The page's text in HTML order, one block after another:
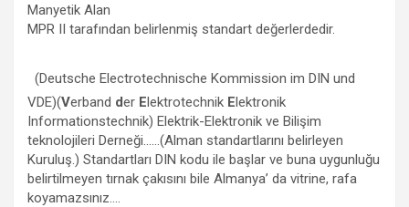
Manyetik Alan
MPR II tarafından belirlenmiş standart değerlerdedir.
(Deutsche Electrotechnische Kommission im DIN und
VDE)(Verband der Elektrotechnik Elektronik
Informationstechnik) Elektrik-Elektronik ve Bilişim
teknolojileri Derneği……(Alman standartlarını belirleyen
Kuruluş.) Standartları DIN kodu ile başlar ve buna uygunluğu
belirtilmeyen tırnak çakısını bile Almanya’ da vitrine, rafa
koyamazsınız….